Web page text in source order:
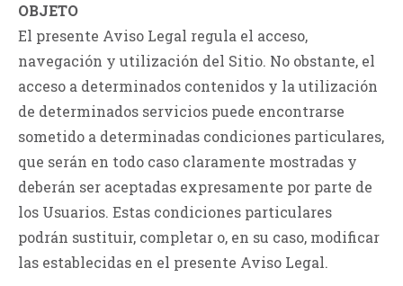
OBJETO
El presente Aviso Legal regula el acceso,
navegación y utilización del Sitio. No obstante, el
acceso a determinados contenidos y la utilización
de determinados servicios puede encontrarse
sometido a determinadas condiciones particulares,
que serán en todo caso claramente mostradas y
deberán ser aceptadas expresamente por parte de
los Usuarios. Estas condiciones particulares
podrán sustituir, completar o, en su caso, modificar
las establecidas en el presente Aviso Legal.